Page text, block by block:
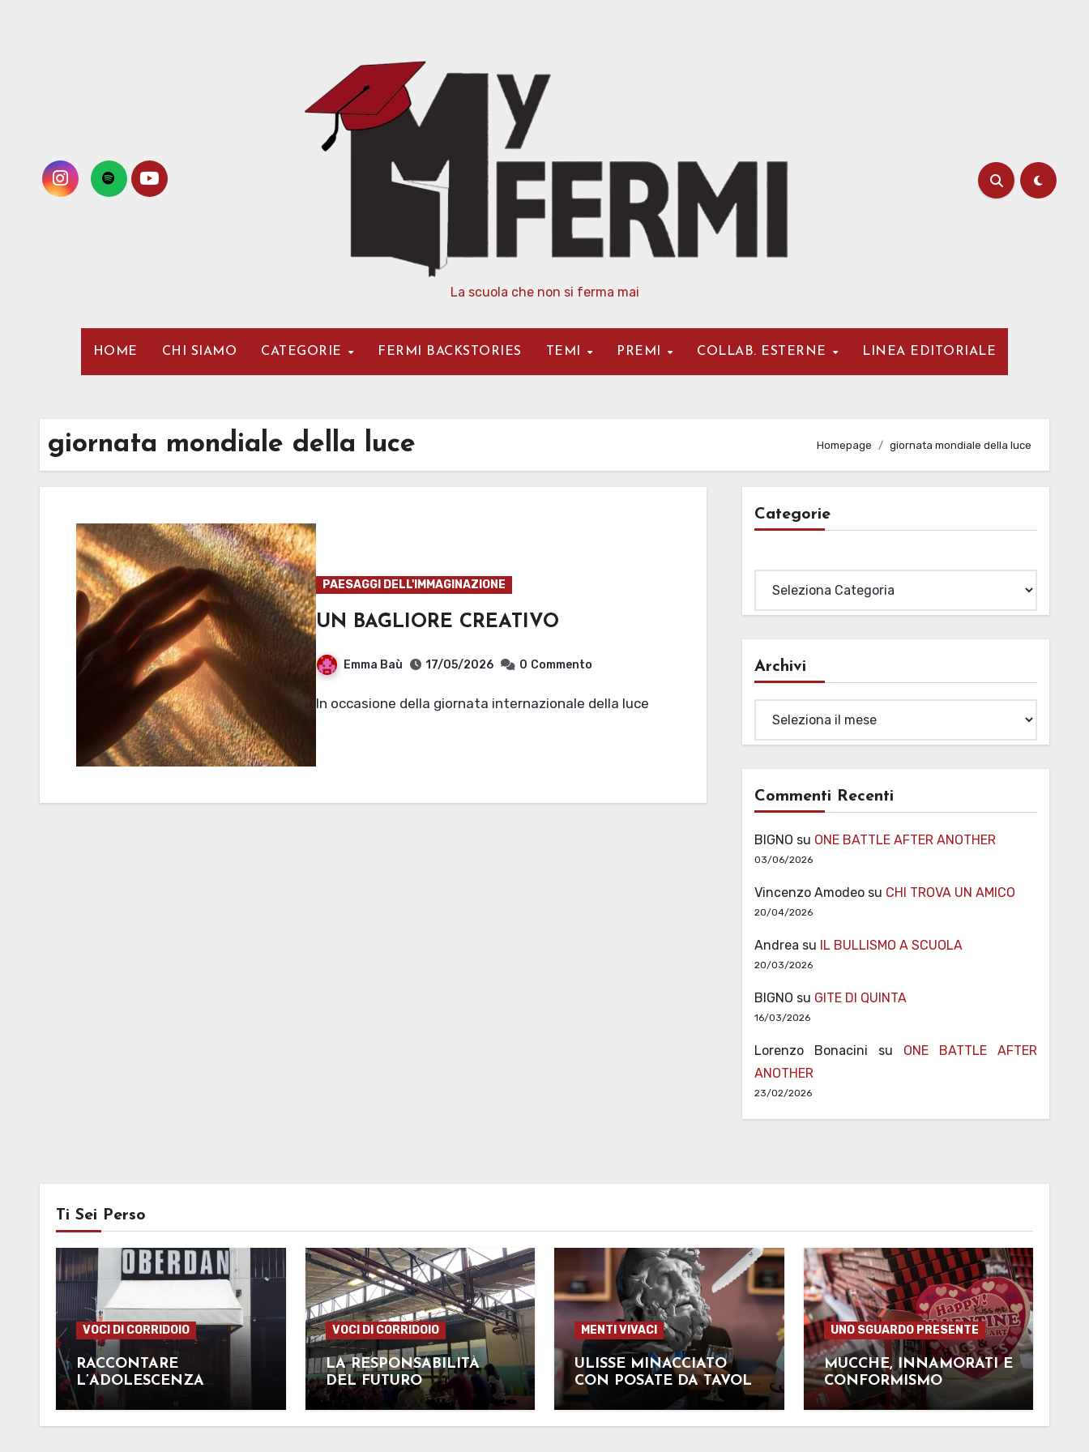
La scuola che non si ferma mai
HOME CHI SIAMO CATEGORIE FERMI BACKSTORIES TEMI PREMI COLLAB. ESTERNE LINEA EDITORIALE
giornata mondiale della luce Homepage giornata mondiale della luce
PAESAGGI DELL'IMMAGINAZIONE
UN BAGLIORE CREATIVO
Emma Baù 17/05/2026 0 Commento
In occasione della giornata internazionale della luce
Categorie
Archivi
Commenti Recenti
BIGNO su ONE BATTLE AFTER ANOTHER
03/06/2026
Vincenzo Amodeosu CHI TROVA UN AMICO
20/04/2026
Andrea su IL BULLISMO A SCUOLA
20/03/2026
BIGNO su GITE DI QUINTA
16/03/2026
Lorenzo Bonacini su ONE BATTLE AFTER
ANOTHER
23/02/2026
Ti Sei Perso
VOCI DI CORRIDOIO
RACCONTARE
L’ADOLESCENZA
TRAMITE UN FILM
VOCI DI CORRIDOIO
LA RESPONSABILITÀ
DEL FUTURO
MENTI VIVACI
ULISSE MINACCIATO
CON POSATE DA TAVOLA
*INASPETTATO*
UNO SGUARDO PRESENTE
MUCCHE, INNAMORATI E
CONFORMISMO